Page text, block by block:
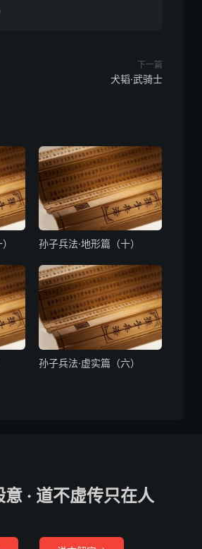
下一篇
犬韬·武骑士
孙子兵法·地形篇（十）
孙子兵法·虚实篇（六）
· 道不虚传只在人